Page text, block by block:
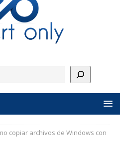
copiar archivos de Windows con